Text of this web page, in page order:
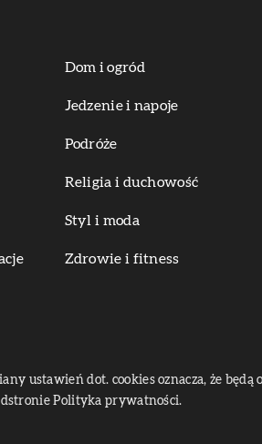
Dom i ogród
Jedzenie i napoje
Podróże
Religia i duchowość
Styl i moda
Zdrowie i fitness
ustawień dot. cookies oznacza, że będą
Polityka prywatności.